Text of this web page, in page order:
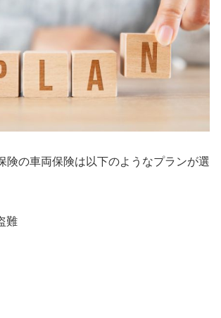
険の車両保険は以下のようなプランが選
難